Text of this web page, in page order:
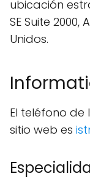
ubicación
SE Suite 2000,
Unidos.
El teléfono de
sitio web es